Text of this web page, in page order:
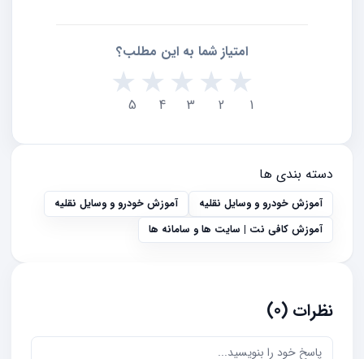
امتیاز شما به این مطلب؟
★1
★2
★
3
★4
★
5
دسته بندی ها
آموزش خودرو و وسایل نقلیه
آموزش خودرو و وسایل نقلیه
آموزش کافی نت | سایت ها و سامانه ها
نظرات (0)